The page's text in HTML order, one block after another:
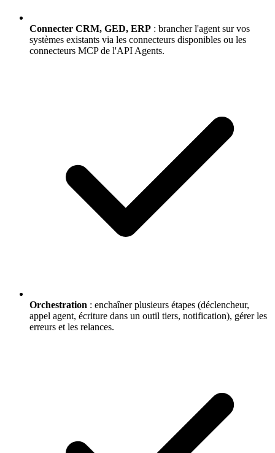
Connecter CRM, GED, ERP : brancher l'agent sur vos
systèmes existants via les connecteurs disponibles ou les
connecteurs MCP de l'API Agents.
Orchestration : enchaîner plusieurs étapes (déclencheur,
appel agent, écriture dans un outil tiers, notification), gérer les
erreurs et les relances.